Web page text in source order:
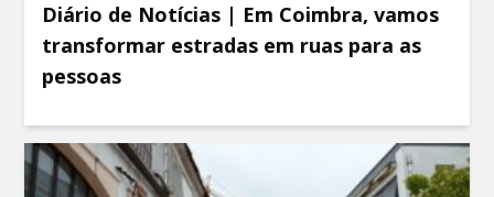
Diário de Notícias | Em Coimbra, vamos
transformar estradas em ruas para as
pessoas